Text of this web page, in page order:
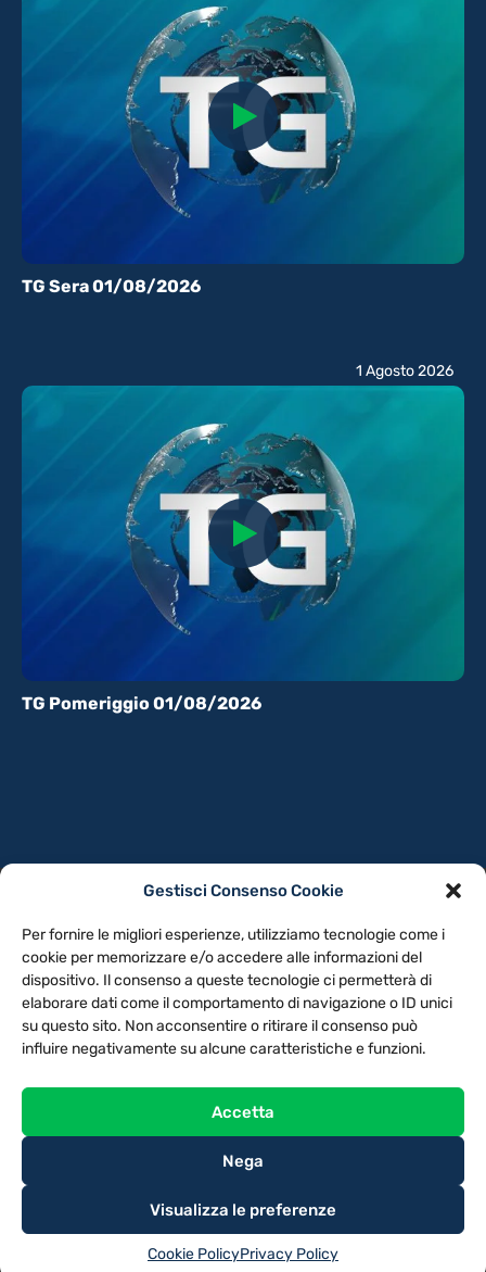
Gestisci Consenso Cookie
Per fornire le migliori esperienze, utilizziamo tecnologie come i
cookie per memorizzare e/o accedere alle informazioni del
dispositivo. Il consenso a queste tecnologie ci permetterà di
elaborare dati come il comportamento di navigazione o ID unici
su questo sito. Non acconsentire o ritirare il consenso può
influire negativamente su alcune caratteristiche e funzioni.
Accetta
Nega
Visualizza le preferenze
Cookie PolicyPrivacy Policy
TG Sera 01/08/2026
TG Pomeriggio 01/08/2026
1 Agosto 2026
NOTE LEGALI
CONTATTACI PREFERENZE
TV LIBERA S.P.A.
Via Monteleonese 95/21 – 51100 Pistoia (PT)
Tel. 0573.9136 / Fax 0573.913615